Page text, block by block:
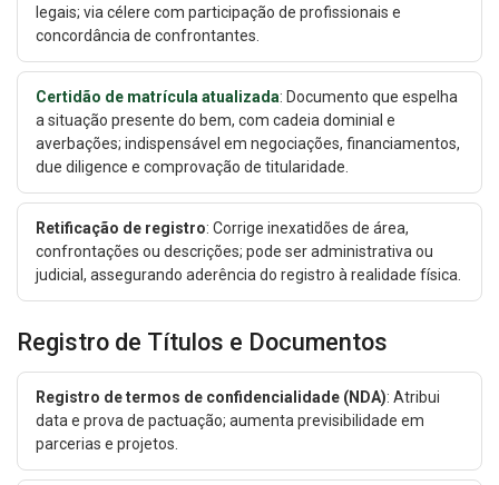
legais; via célere com participação de profissionais e
concordância de confrontantes.
Certidão de matrícula atualizada: Documento que espelha
a situação presente do bem, com cadeia dominial e
averbações; indispensável em negociações, financiamentos,
due diligence e comprovação de titularidade.
Retificação de registro: Corrige inexatidões de área,
confrontações ou descrições; pode ser administrativa ou
judicial, assegurando aderência do registro à realidade física.
Registro de Títulos e Documentos
Registro de termos de confidencialidade (NDA): Atribui
data e prova de pactuação; aumenta previsibilidade em
parcerias e projetos.